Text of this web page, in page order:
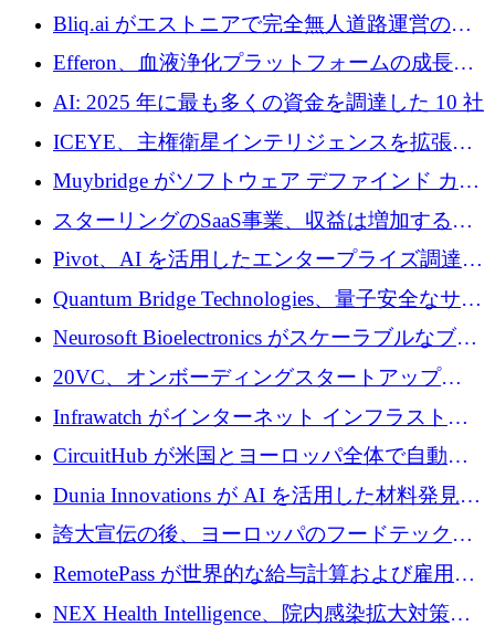
らの投資でシリーズ B を拡大
Bliq.ai がエストニアで完全無人道路運営の承
認を獲得
Efferon、血液浄化プラットフォームの成長に
250万ユーロを確保
AI: 2025 年に最も多くの資金を調達した 10 社
ICEYE、主権衛星インテリジェンスを拡張す
るために 3 億ユーロの信用枠を確保
Muybridge がソフトウェア デファインド カメ
ラ テクノロジーを拡張するためにシリーズ A
で 1,600 万ドルを調達
スターリングのSaaS事業、収益は増加するも
グループ利益は減少
Pivot、AI を活用したエンタープライズ調達プ
ラットフォームを拡大するために 4,000 万ド
ルを調達
Quantum Bridge Technologies、量子安全なサイ
バーセキュリティ インフラストラクチャの拡
Neurosoft Bioelectronics がスケーラブルなブレ
イン コンピューター インターフェイスのため
に 750 万ドルを調達
20VC、オンボーディングスタートアップ
Prelude へのシリーズ A 投資で 2,000 万ドルを
Infrawatch がインターネット インフラストラ
クチャ インテリジェンス向けに 300 万ドルの
プレシードを確保
CircuitHub が米国とヨーロッパ全体で自動電
子機器製造を拡大するために 2,800 万ドルを
Dunia Innovations が AI を活用した材料発見を
産業化するために 2 億 8,000 万ユーロのベル
誇大宣伝の後、ヨーロッパのフードテックセ
クターはファンダメンタルズを中心に再構築
RemotePass が世界的な給与計算および雇用プ
ラットフォームを拡大するために 1,740 万ド
NEX Health Intelligence、院内感染拡大対策に